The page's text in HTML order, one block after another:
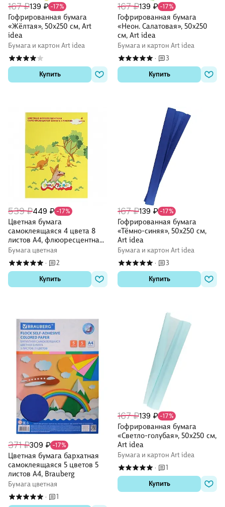
167 ₽139 ₽ -17%
Гофрированная бумага
«Жёлтая», 50х250 см, Art
idea
Бумага и картон Art idea
Купить
167 ₽139 ₽ -17%
Гофрированная бумага
«Неон. Салатовая», 50х250
см, Art idea
Бумага и картон Art idea
·
3
Купить
539 ₽449 ₽ -17%
Цветная бумага
самоклеящаяся 4 цвета 8
листов А4, флюоресцентная,
Каляка-Маляка
Бумага цветная
·
2
Купить
167 ₽139 ₽ -17%
Гофрированная бумага
«Тёмно-синяя», 50х250 см,
Art idea
Бумага и картон Art idea
·
3
Купить
371 ₽309 ₽ -17%
Цветная бумага бархатная
самоклеящаяся 5 цветов 5
листов А4, Brauberg
Бумага цветная
· 1
167 ₽139 ₽ -17%
Гофрированная бумага
«Светло-голубая», 50х250 см,
Art idea
Бумага и картон Art idea
·
1
Купить